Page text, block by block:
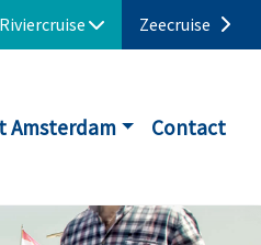
Riviercruise Zeecruise
Amsterdam Contact